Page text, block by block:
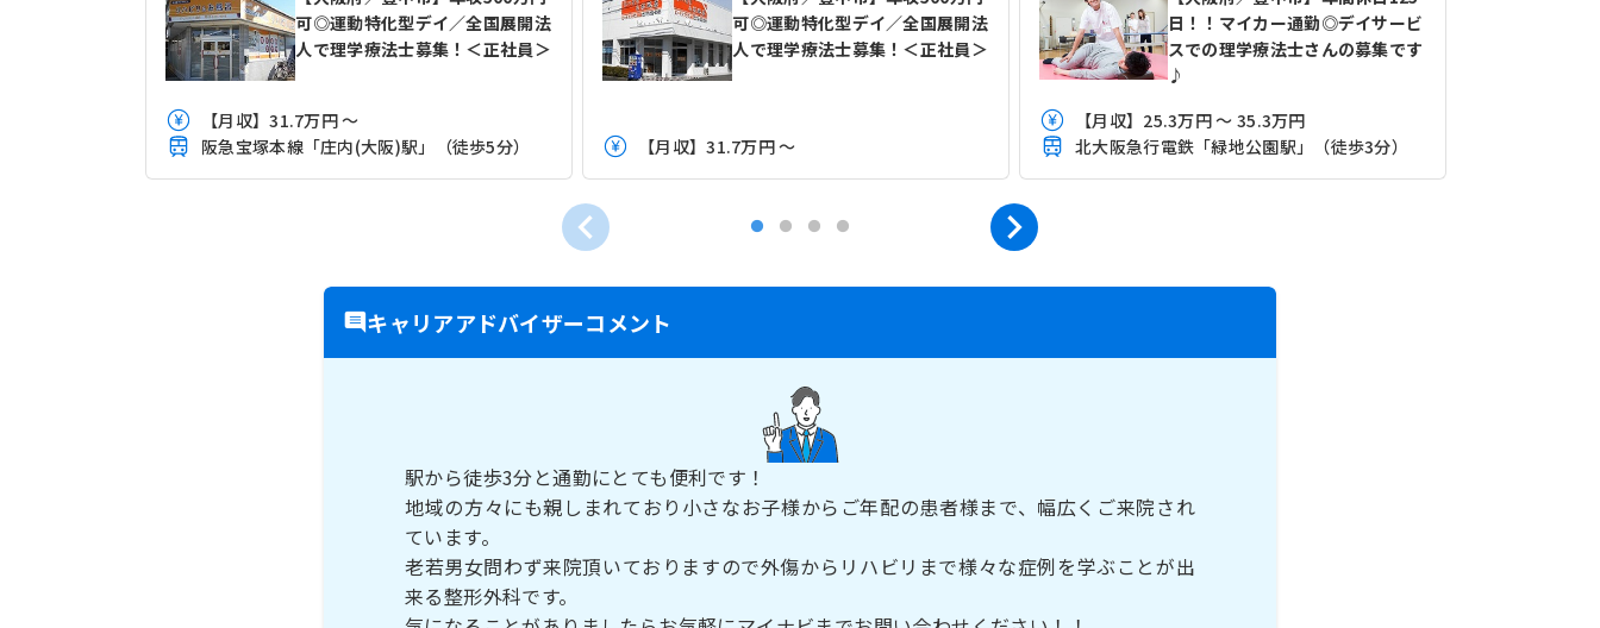
可◎運動特化型デイ／全国展開法
人で理学療法士募集！＜正社員＞
【月収】31.7万円 ～
阪急宝塚本線「庄内(大阪)駅」（徒歩5分）
可◎運動特化型デイ／全国展開法
人で理学療法士募集！＜正社員＞
【月収】31.7万円 ～
日！！マイカー通勤◎デイサービ
スでの理学療法士さんの募集です
♪
【月収】25.3万円 ～ 35.3万円
北大阪急行電鉄「緑地公園駅」（徒歩3分）
キャリアアドバイザーコメント
駅から徒歩3分と通勤にとても便利です！
地域の方々にも親しまれており小さなお子様からご年配の患者様まで、幅広くご来院され
ています。
老若男女問わず来院頂いておりますので外傷からリハビリまで様々な症例を学ぶことが出
来る整形外科です。